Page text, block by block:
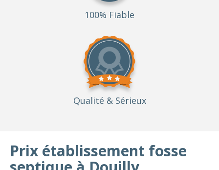
100% Fiable
Qualité & Sérieux
Prix établissement fosse